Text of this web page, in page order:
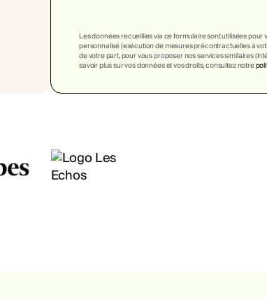
Les données recueillies via ce formulaire sont utilisées pour
personnalisé (exécution de mesures précontractuelles à
de votre part, pour vous proposer nos services similaires
savoir plus sur vos données et vos droits, consultez notre